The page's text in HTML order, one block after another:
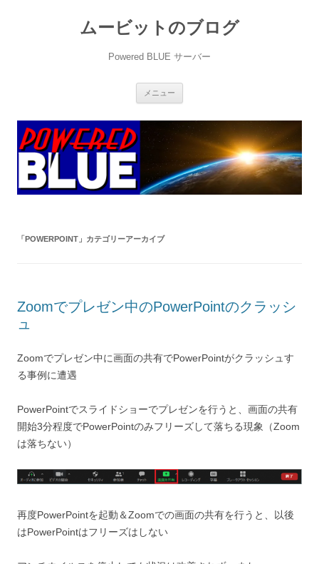
ムービットのブログ
Powered BLUE サーバー
メニュー
ツ
ッ
プ
「POWERPOINT 」カテゴリーアーカイブ
Zoomでプレゼン中のPowerPointのクラッシ
ュ
Zoomでプレゼン中に画面の共有でPowerPointがクラッシュす
る事例に遭遇
PowerPointでスライドショーでプレゼンを行うと、画面の共有
開始3分程度でPowerPointのみフリーズして落ちる現象（Zoom
は落ちない）
再度PowerPointを起動＆Zoomでの画面の共有を行うと、以後
はPowerPointはフリーズはしない